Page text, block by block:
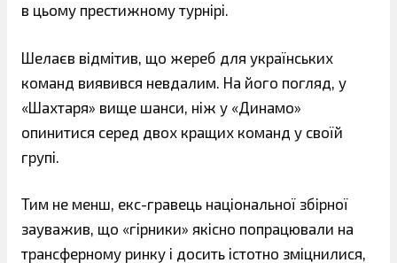
в цьому престижному турнірі.
Шелаєв відмітив, що жереб для українських
команд виявився невдалим. На його погляд, у
«Шахтаря» вище шанси, ніж у «Динамо»
опинитися серед двох кращих команд у своїй
групі.
Тим не менш, екс-гравець національної збірної
зауважив, що «гірники» якісно попрацювали на
трансферному ринку і досить істотно зміцнилися,